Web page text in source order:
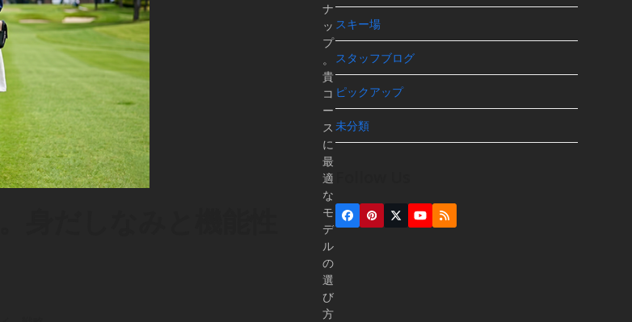
スキー場
スタッフブログ
ピックアップ
未分類
Facebook
Pinterest
Twitter
(deprecated)
YouTube
RSS
ナ
ッ
プ
。
貴
コ
ー
ス
に
最
適
な
モ
デ
ル
の
選
び
方